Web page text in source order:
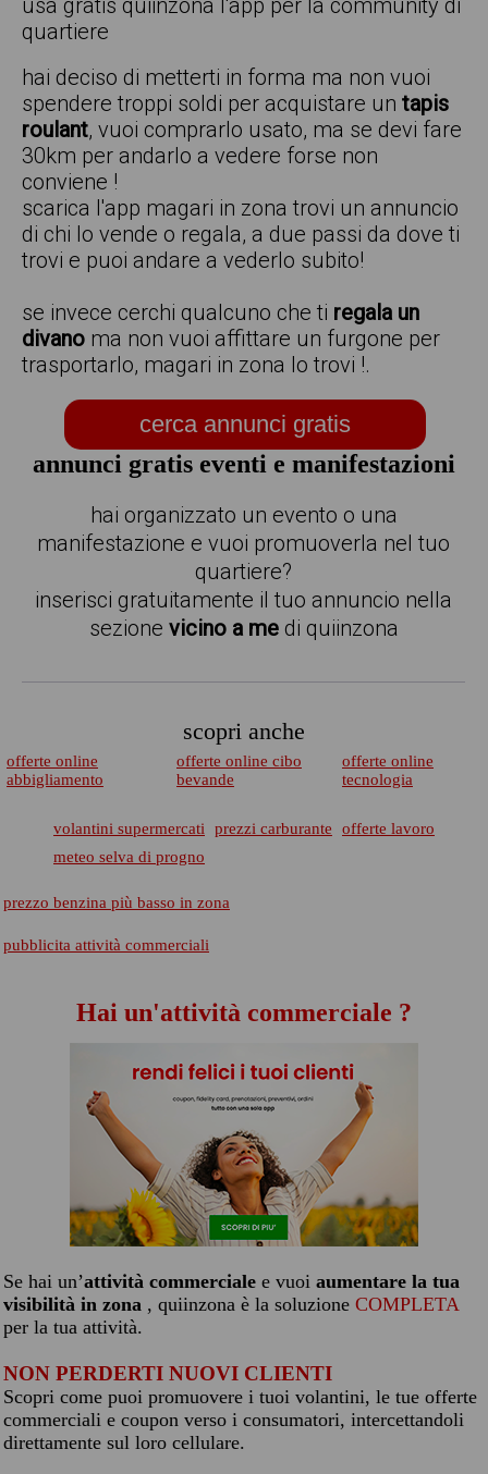
usa gratis quiinzona l'app per la community di
quartiere
hai deciso di metterti in forma ma non vuoi
spendere troppi soldi per acquistare untapis
roulant, vuoi comprarlo usato, ma se devi fare
30km per andarlo a vedere forse non
conviene !
scarica l'app magari in zona trovi un annuncio
di chi lo vende o regala, a due passi da dove ti
trovi e puoi andare a vederlo subito!
se invece cerchi qualcuno che ti regala un
divano ma non vuoi affittare un furgone per
trasportarlo, magari in zona lo trovi !.
cerca annunci gratis
annunci gratis eventi e manifestazioni
hai organizzato un evento o una
manifestazione e vuoi promuoverla nel tuo
quartiere?
inserisci gratuitamente il tuo annuncio nella
sezione vicino a medi quiinzona
scopri anche
offerte online
abbigliamento
offerte online cibo
bevande
offerte online
tecnologia
volantini supermercati prezzi carburante
offerte lavoro
meteo selva di progno
prezzo benzina più basso in zona
pubblicita attività commerciali
Hai un'attività commerciale ?
Se hai un’attività commerciale e vuoi aumentare la tua
visibilità in zona , quiinzona è la soluzione COMPLETA
per la tua attività.
NON PERDERTI NUOVI CLIENTI
Scopri come puoi promuovere i tuoi volantini, le tue offerte
commerciali e coupon verso i consumatori, intercettandoli
direttamente sul loro cellulare.